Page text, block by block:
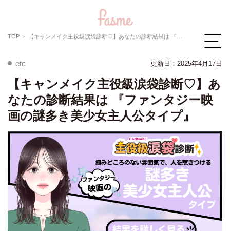
TOP 【キャンメイク主役級涙袋診断♡】あなたの診断結果は 『ファンタジー映画の謎多き美少女主人公タイプ』
etc 更新日：2025年4月17日
【キャンメイク主役級涙袋診断♡】あ
なたの診断結果は 『ファンタジー映
画の謎多き美少女主人公タイプ』